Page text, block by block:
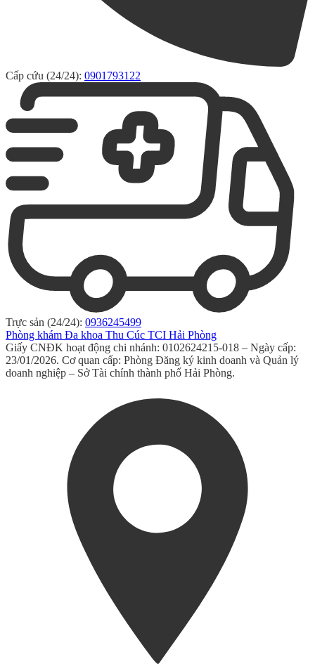
Cấp cứu (24/24): 0901793122
Trực sản (24/24): 0936245499
Phòng khám Đa khoa Thu Cúc TCI Hải Phòng
Giấy CNĐK hoạt động chi nhánh: 0102624215-018 – Ngày cấp:
23/01/2026. Cơ quan cấp: Phòng Đăng ký kinh doanh và Quản lý
doanh nghiệp – Sở Tài chính thành phố Hải Phòng.